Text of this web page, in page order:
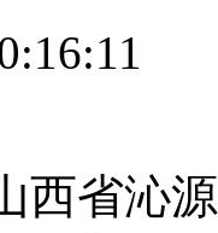
西省沁